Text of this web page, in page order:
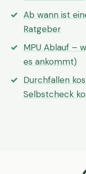
Ab wann ist
Ratgeber
MPU Ablauf –
es ankommt)
Durchfallen
Selbstcheck